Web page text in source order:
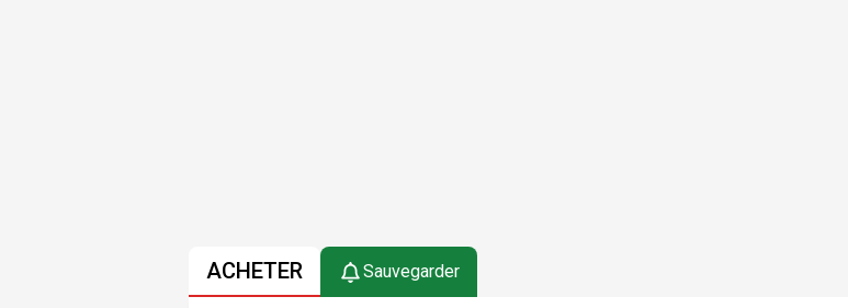
ACHETER Sauvegarder